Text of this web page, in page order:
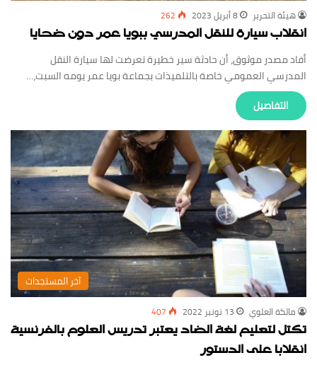
‏هيئة ‏التحرير 8 أبريل 2023 262
انقلاب سيارة للنقل المدرسي ببويا عمر دون ضحايا
أفاد مصدر موثوق، أن حادثة سير خطيرة تعرضت لها سيارة النقل
المدرسي العمومي خاصة بالتلميذات بجماعة بويا عمر يومه السبت،…
‏التفاصيل
‏آخر المستجدات
مالكة العلوي 13 نونبر 2022 407
تكتل لتعليم لغة الضاد يعتبر تدريس العلوم بالفرنسية
انقلابا على الدستور